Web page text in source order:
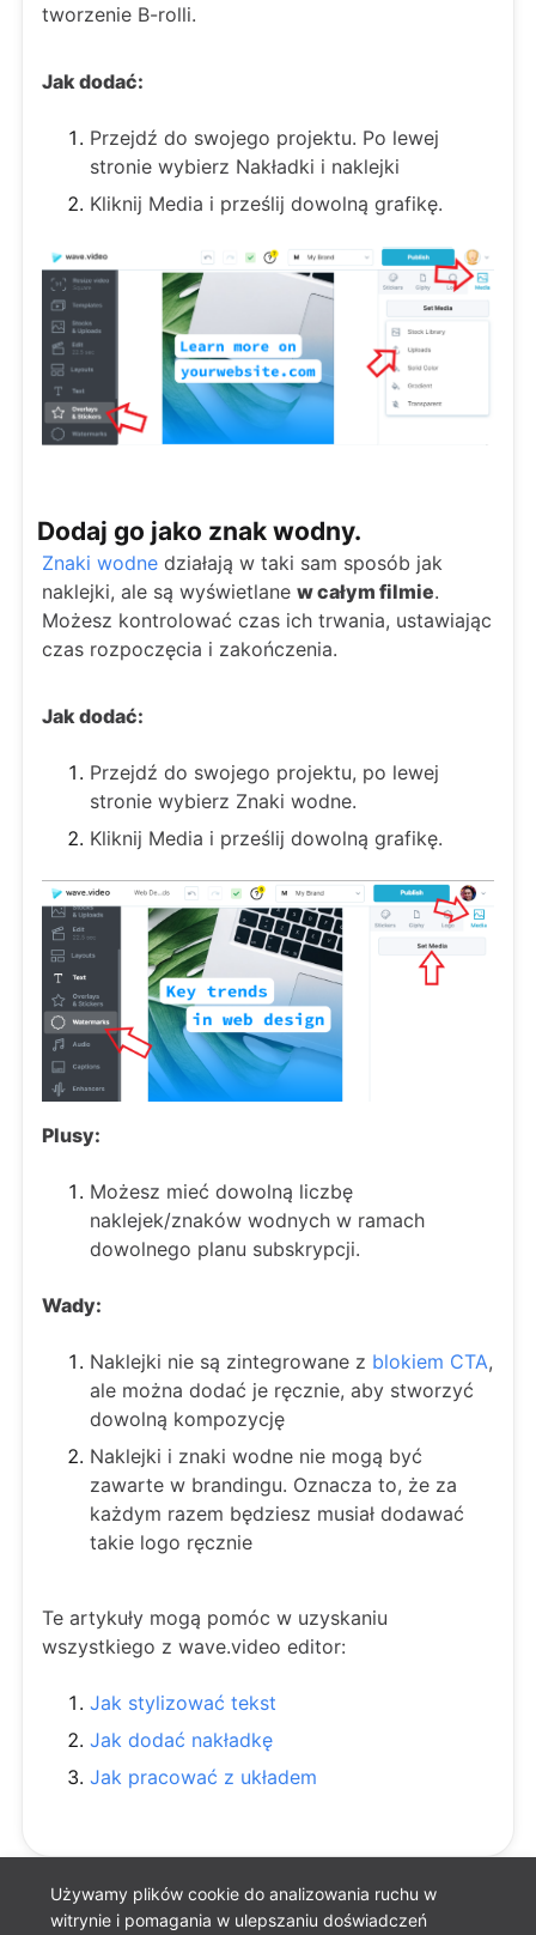
Używamy plików cookie do analizowania ruchu w
witrynie i pomagania w ulepszaniu doświadczeń
tworzenie B-rolli.
Jak dodać:
Przejdź do swojego projektu. Po lewej
stronie wybierz Nakładki i naklejki
Kliknij Media i prześlij dowolną grafikę.
Dodaj go jako znak wodny.
Znaki wodne działają w taki sam sposób jak
naklejki, ale są wyświetlane w całym filmie.
Możesz kontrolować czas ich trwania, ustawiając
czas rozpoczęcia i zakończenia.
Jak dodać:
Przejdź do swojego projektu, po lewej
stronie wybierz Znaki wodne.
Kliknij Media i prześlij dowolną grafikę.
Plusy:
Możesz mieć dowolną liczbę
naklejek/znaków wodnych w ramach
dowolnego planu subskrypcji.
Wady:
Naklejki nie są zintegrowane z blokiem CTA,
ale można dodać je ręcznie, aby stworzyć
dowolną kompozycję
Naklejki i znaki wodne nie mogą być
zawarte w brandingu. Oznacza to, że za
każdym razem będziesz musiał dodawać
takie logo ręcznie
Te artykuły mogą pomóc w uzyskaniu
wszystkiego z wave.video editor:
Jak stylizować tekst
Jak dodać nakładkę
Jak pracować z układem